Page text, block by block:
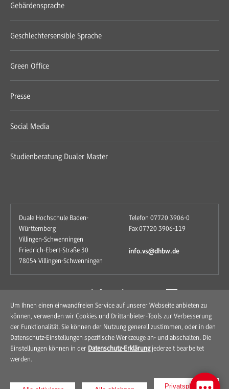
Gebärdensprache
Geschlechtersensible Sprache
Green Office
Presse
Social Media
Studienberatung Dualer Master
Duale Hochschule Baden-
Württemberg
Villingen-Schwenningen
Friedrich-Ebert-Straße 30
78054 Villingen-Schwenningen
Telefon 07720 3906-0
Fax 07720 3906-119
info.vs@dhbw.de
Um Ihnen einen einwandfreien Service auf unserer Webseite anbieten zu
können, verwenden wir Cookies und Drittanbieter-Tools zur Verbesserung
der Funktionalität. Sie können der Nutzung generell zustimmen, oder in den
Datenschutz-Einstellungen spezifische Werkzeuge an- und abschalten. Die
Einstellungen können in der Datenschutz-Erklärungjederzeit bearbeitet
werden.
Privatsphären-